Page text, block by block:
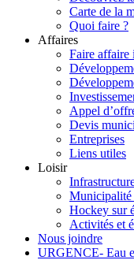
Carte de la
Quoi faire ?
Affaires
Faire affaire
Appel
Devis
Entreprises
Liens utiles
Loisir
Municipalité
Hockey sur
Activités et
Nous joindre
URGENCE- Eau